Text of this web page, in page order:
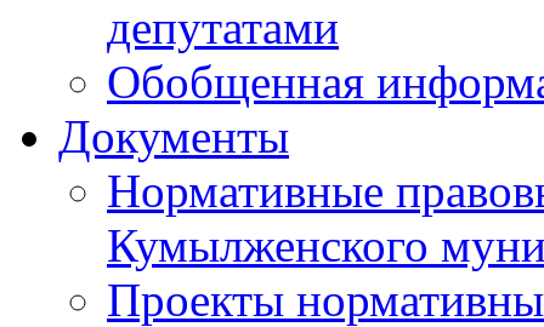
депутатами
Обобщенная
Документы
Нормативные
Кумылженского
Проекты